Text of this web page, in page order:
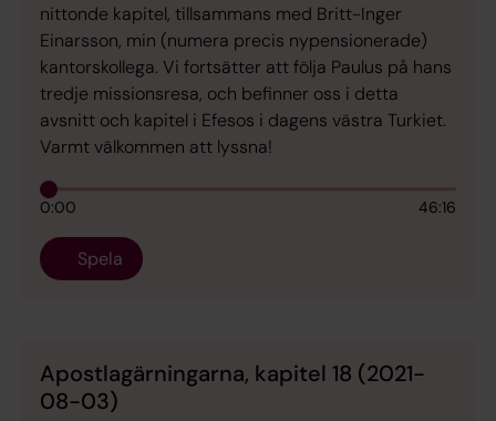
nittonde kapitel, tillsammans med Britt-Inger
Einarsson, min (numera precis nypensionerade)
kantorskollega. Vi fortsätter att följa Paulus på hans
tredje missionsresa, och befinner oss i detta
avsnitt och kapitel i Efesos i dagens västra Turkiet.
Varmt välkommen att lyssna!
0:00 46:16
Spela
Apostlagärningarna, kapitel 18 (2021-
08-03)